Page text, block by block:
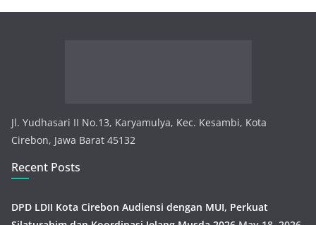
Jl. Yudhasari II No.13, Karyamulya, Kec. Kesambi, Kota
Cirebon, Jawa Barat 45132
Recent Posts
DPD LDII Kota Cirebon Audiensi dengan MUI, Perkuat